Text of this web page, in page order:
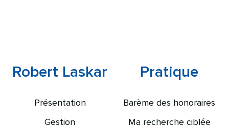
Robert Laskar
Présentation
Gestion
Pratique
Barème des honoraires
Ma recherche ciblée